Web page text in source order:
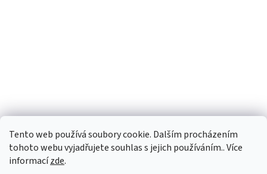
Tento web používá soubory cookie. Dalším procházením
tohoto webu vyjadřujete souhlas s jejich používáním.. Více
informacízde.